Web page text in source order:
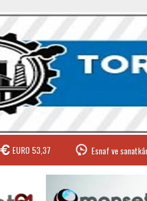
EURO53,37 Esnaf ve